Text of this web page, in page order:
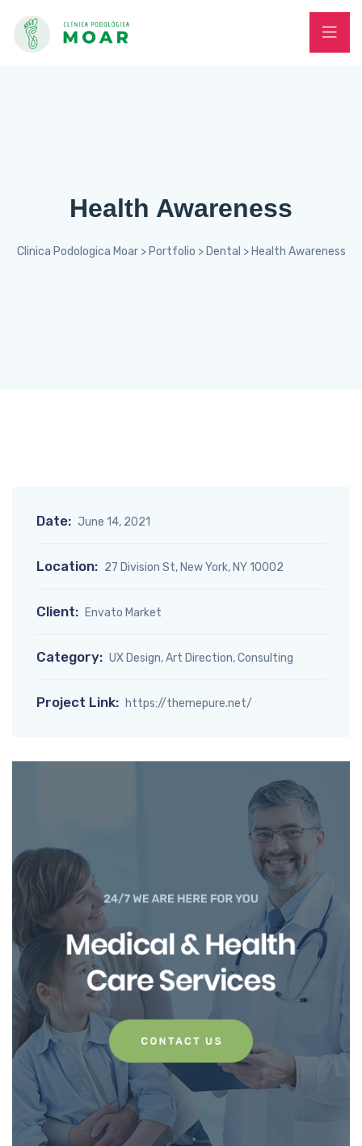
Health Awareness
Clinica Podologica Moar> Portfolio > Dental > Health Awareness
Date: June 14, 2021
Location: 27 Division St, New York, NY 10002
Client: Envato Market
Category: UX Design, Art Direction, Consulting
Project Link: https://themepure.net/